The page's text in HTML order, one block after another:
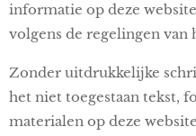
informatie op deze
volgens de regelingen van
Zonder uitdrukkelijke
het niet toegestaan tekst,
materialen op deze